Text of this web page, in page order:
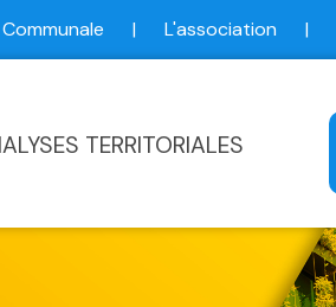
| L'association |
TERRITORIALES